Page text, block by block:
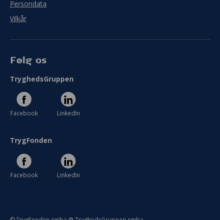
Persondata
Vilkår
Følg os
TryghedsGruppen
Facebook LinkedIn
TrygFonden
Facebook LinkedIn